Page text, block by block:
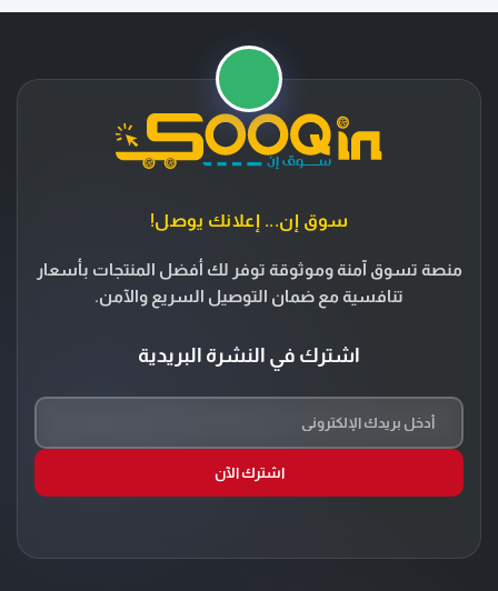
سوق إن... إعلانك يوصل!
منصة تسوق آمنة وموثوقة توفر لك أفضل المنتجات بأسعار
تنافسية مع ضمان التوصيل السريع والآمن.
اشترك في النشرة البريدية
اشترك الآن